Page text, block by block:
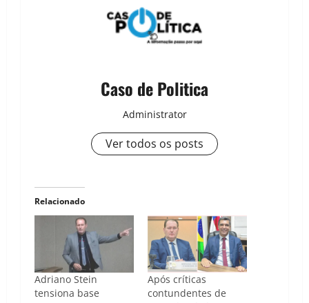
Caso de Politica
Administrator
Ver todos os posts
Relacionado
Adriano Stein
tensiona base
Após críticas
contundentes de